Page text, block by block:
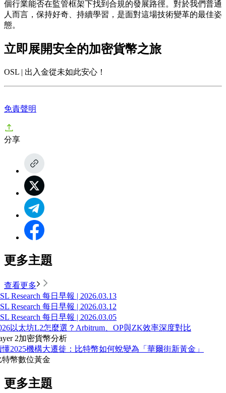
個行業能否在監管框架下找到合規的發展路徑。對於我們普通
人而言，保持好奇、持續學習，是面對這場技術變革的最佳姿
態。
立即展開安全的加密貨幣之旅
OSL | 出入金從未如此安心！
免責聲明
分享
更多主題
查看更多
Research 每日早報 | 2026.03.13
Research 每日早報 | 2026.03.12
Research 每日早報 | 2026.03.05
以太坊L2怎麼選？Arbitrum、OP與ZK效率深度對比
2加密貨幣分析
懂2025機構大遷徙：比特幣如何蛻變為「華爾街新黃金」
特幣數位黃金
更多主題